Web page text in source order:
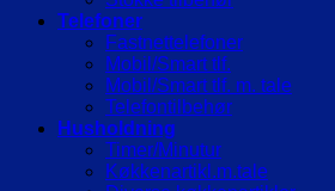
Telefoner
Fastnettelefoner
Mobil/Smart tlf.
Mobil/Smart tlf. m. tale
Telefontilbehør
Husholdning
Timer/Minutur
Køkkenartikl.m.tale